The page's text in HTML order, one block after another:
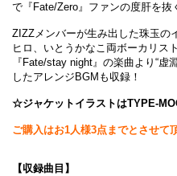
で『Fate/Zero』ファンの度肝を抜
ZIZZメンバーが生み出した珠玉の
ヒロ、いとうかなこ両ボーカリス
『Fate/stay night』の楽曲より“虚
したアレンジBGMも収録！
☆ジャケットイラストはTYPE-
ご購入はお1人様3点までとさせて
【収録曲目】